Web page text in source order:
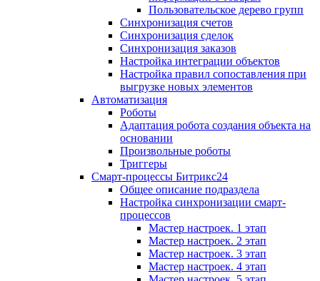
Пользовательское дерево групп
Синхронизация счетов
Синхронизация сделок
Синхронизация заказов
Настройка интеграции объектов
Настройка правил сопоставления при
выгрузке новых элементов
Автоматизация
Роботы
Адаптация робота создания объекта на
основании
Произвольные роботы
Триггеры
Смарт-процессы Битрикс24
Общее описание подраздела
Настройка синхронизации смарт-
процессов
Мастер настроек. 1 этап
Мастер настроек. 2 этап
Мастер настроек. 3 этап
Мастер настроек. 4 этап